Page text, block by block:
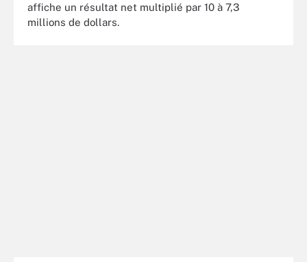
affiche un résultat net multiplié par 10 à 7,3
millions de dollars.